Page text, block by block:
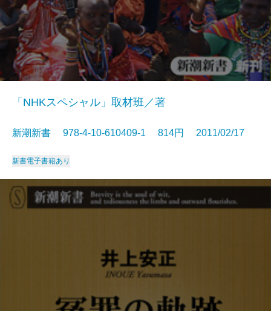
「NHKスペシャル」取材班／著
新潮新書 978-4-10-610409-1 814円 2011/02/17
新書電子書籍あり